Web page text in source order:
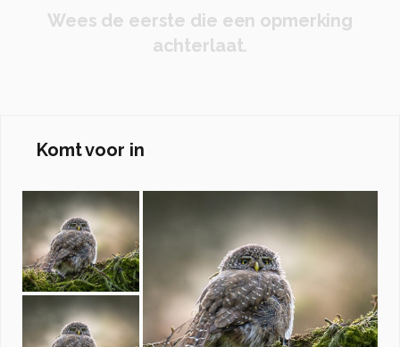
Wees de eerste die een opmerking
achterlaat.
Komt voor in